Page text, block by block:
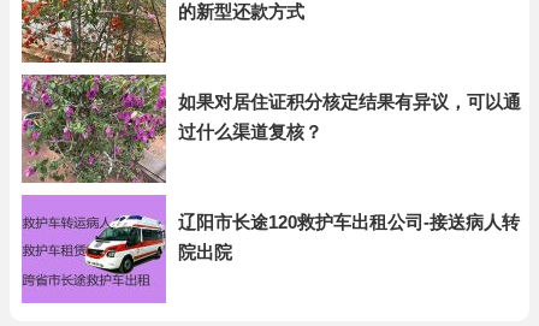
的新型还款方式
如果对居住证积分核定结果有异议，可以通
过什么渠道复核？
辽阳市长途120救护车出租公司-接送病人转
院出院